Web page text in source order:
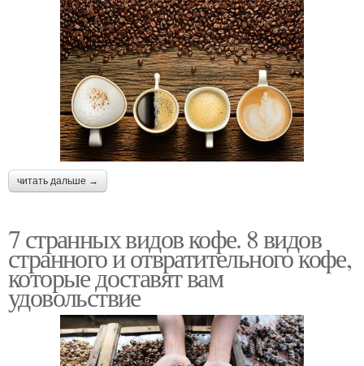
читать дальше →
7 странных видов кофе. 8 видов
странного и отвратительного кофе,
которые доставят вам
удовольствие